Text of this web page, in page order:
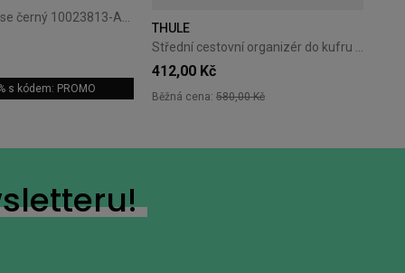
s kódem: PROMO
THULE
412,00 Kč
Běžná cena: 580,00 Kč